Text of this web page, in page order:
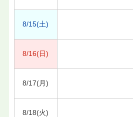
8/15(土)
8/16(日)
8/17(月)
8/18(火)